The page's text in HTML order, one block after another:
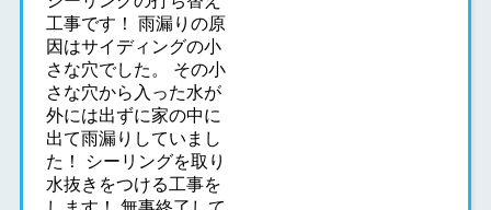
工事です！ 雨漏りの原
因はサイディングの小
さな穴でした。 その小
さな穴から入った水が
外には出ずに家の中に
出て雨漏りしていまし
た！ シーリングを取り
水抜きをつける工事を